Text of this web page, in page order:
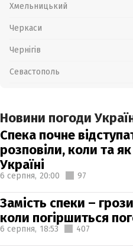
Хмельницький
Черкаси
Чернігів
Севастополь
Новини погоди
Спека почне
розповіли, коли та
Україні
6 серпня, 20:00 97
Замість спеки –
коли погіршиться
6 серпня, 18:53 407